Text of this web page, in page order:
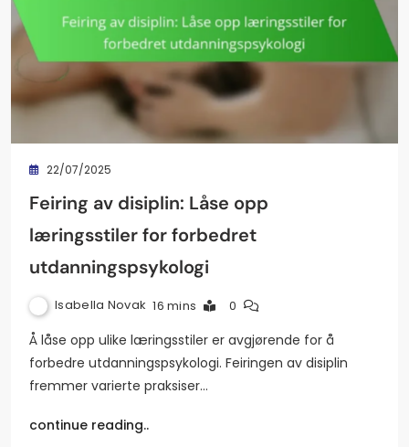
22/07/2025
Feiring av disiplin: Låse opp
læringsstiler for forbedret
utdanningspsykologi
Isabella Novak 16 mins 0
Å låse opp ulike læringsstiler er avgjørende for å
forbedre utdanningspsykologi. Feiringen av disiplin
fremmer varierte praksiser…
continue reading..